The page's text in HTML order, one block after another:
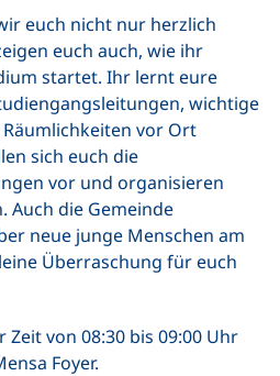
euch nicht nur herzlich
euch auch, wie ihr
startet. Ihr lernt eure
wichtige
vor Ort
sich euch die
vor und organisieren
Auch die Gemeinde
neue junge Menschen am
Überraschung für euch
von 08:30 bis 09:00 Uhr
Foyer.